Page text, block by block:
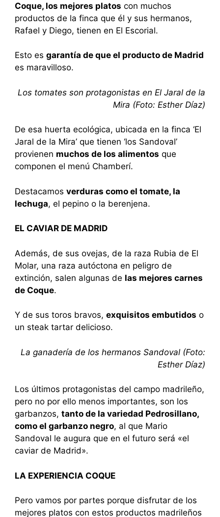
Coque, los mejores platos con muchos
productos de la finca que él y sus hermanos,
Rafael y Diego, tienen en El Escorial.
Esto es garantía de que el producto de Madrid
es maravilloso.
Los tomates son protagonistas en El Jaral de la
Mira (Foto: Esther Díaz)
De esa huerta ecológica, ubicada en la finca ‘El
Jaral de la Mira’ que tienen ‘los Sandoval’
provienen muchos de los alimentos que
componen el menú Chamberí.
Destacamos verduras como el tomate, la
lechuga, el pepino o la berenjena.
EL CAVIAR DE MADRID
Además, de sus ovejas, de la raza Rubia de El
Molar, una raza autóctona en peligro de
extinción, salen algunas de las mejores carnes
de Coque.
Y de sus toros bravos, exquisitos embutidos o
un steak tartar delicioso.
La ganadería de los hermanos Sandoval (Foto:
Esther Díaz)
Los últimos protagonistas del campo madrileño,
pero no por ello menos importantes, son los
garbanzos, tanto de la variedad Pedrosillano,
como el garbanzo negro, al que Mario
Sandoval le augura que en el futuro será «el
caviar de Madrid».
LA EXPERIENCIA COQUE
Pero vamos por partes porque disfrutar de los
mejores platos con estos productos madrileños